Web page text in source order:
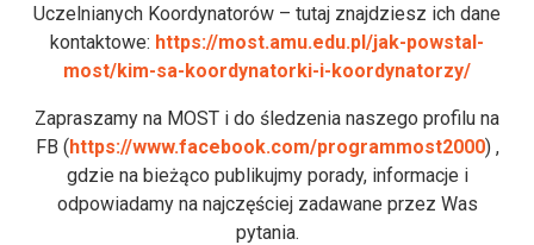
Uczelnianych Koordynatorów – tutaj znajdziesz ich dane
kontaktowe: https://most.amu.edu.pl/jak-powstal-
most/kim-sa-koordynatorki-i-koordynatorzy/
Zapraszamy na MOST i do śledzenia naszego profilu na
FB (https://www.facebook.com/programmost2000) ,
gdzie na bieżąco publikujmy porady, informacje i
odpowiadamy na najczęściej zadawane przez Was
pytania.